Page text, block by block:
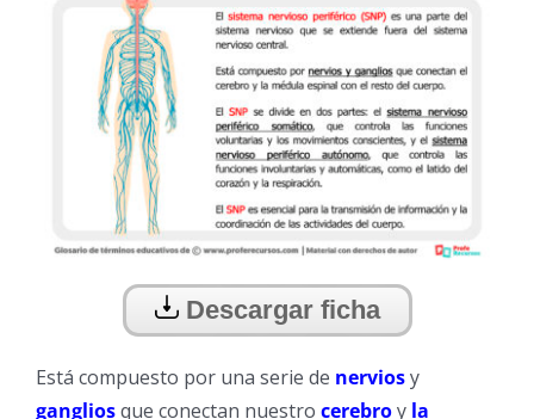
Descargar ficha
Está compuesto por una serie de nerviosy
gangliosque conectan nuestro cerebroy la